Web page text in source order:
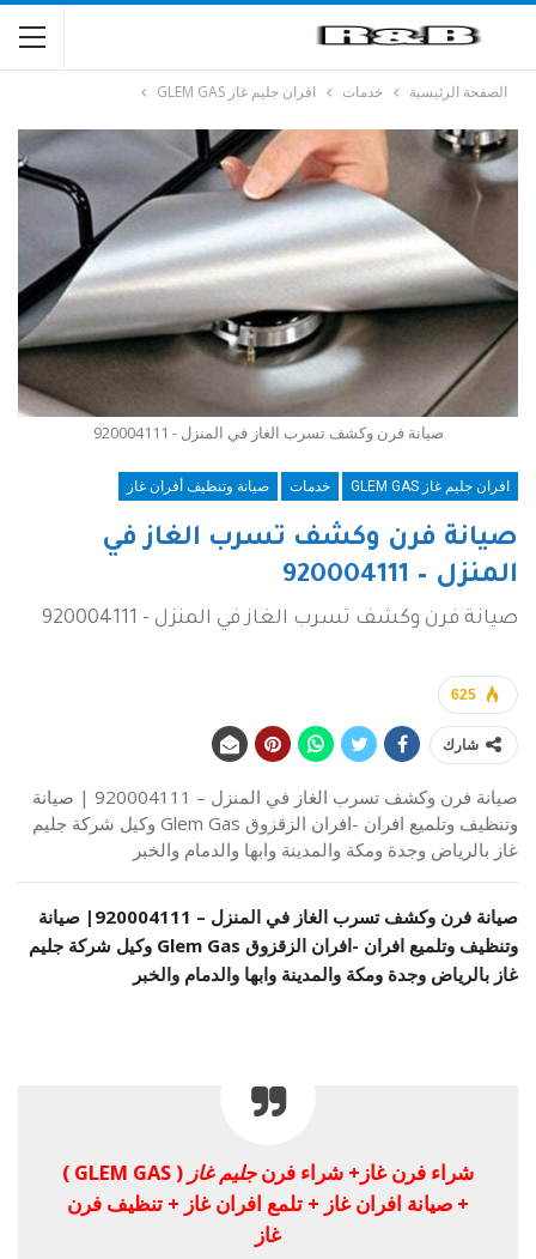
الصفحة الرئيسية خدمات افران جليم غاز GLEM GAS
صيانة فرن وكشف تسرب الغاز في المنزل - 920004111
افران جليم غاز GLEM GAS خدمات صيانة وتنظيف أفران غاز
صيانة فرن وكشف تسرب الغاز في
المنزل – 920004111
صيانة فرن وكشف تسرب الغاز في المنزل - 920004111
625
شارك
صيانة فرن وكشف تسرب الغاز في المنزل – 920004111 | صيانة
وتنظيف وتلميع افران -افران الزقزوق Glem Gas وكيل شركة جليم
غاز بالرياض وجدة ومكة والمدينة وابها والدمام والخبر
صيانة فرن وكشف تسرب الغاز في المنزل – 920004111 | صيانة
وتنظيف وتلميع افران -افران الزقزوق Glem Gas وكيل شركة جليم
غاز بالرياض وجدة ومكة والمدينة وابها والدمام والخبر
شراء فرن غاز+ شراء فرنجليم غاز
( GLEM GAS )
+ صيانة افران غاز + تلمع افران غاز + تنظيف فرن
غاز